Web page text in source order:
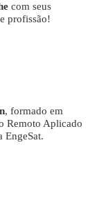
com seus
profissão!
, formado em
Remoto Aplicado
EngeSat.